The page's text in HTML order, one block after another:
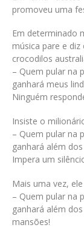
promoveu uma
Em determinado
música pare e
crocodilos
– Quem pular na
ganhará meus
Ninguém
Insiste o
– Quem pular na
ganhará além
Impera um
Mais uma vez,
– Quem pular na
ganhará além
mansões!